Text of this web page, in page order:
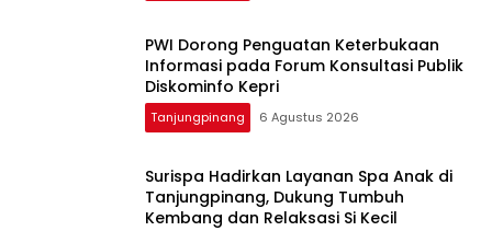
PWI Dorong Penguatan Keterbukaan
Informasi pada Forum Konsultasi Publik
Diskominfo Kepri
Tanjungpinang 6 Agustus 2026
Surispa Hadirkan Layanan Spa Anak di
Tanjungpinang, Dukung Tumbuh
Kembang dan Relaksasi Si Kecil